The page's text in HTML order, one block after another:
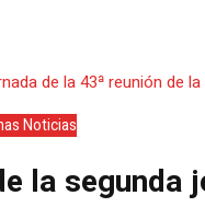
Noticias
la